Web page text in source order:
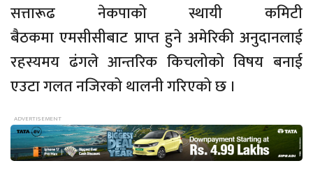
सत्तारूढ नेकपाको स्थायी कमिटी
बैठकमा एमसीसीबाट प्राप्त हुने अमेरिकी अनुदानलाई
रहस्यमय ढंगले आन्तरिक किचलोको विषय बनाई
एउटा गलत नजिरको थालनी गरिएको छ ।